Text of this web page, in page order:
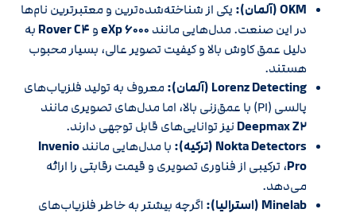
OKM (آلمان):
یکی از شناخته‌شده‌ترین و معتبرترین نام‌ها
در این صنعت. مدل‌هایی مانند eXp ۶۰۰۰و Rover C۴ به
دلیل عمق کاوش بالا و کیفیت تصویر عالی، بسیار محبوب
هستند.
Lorenz Detecting (آلمان):
معروف به تولید فلزیاب‌های
پالسی (PI) با عمق‌زنی بالا، اما مدل‌های تصویری مانند
Deepmax Z۲ نیز توانایی‌های قابل توجهی دارند.
Nokta Detectors (ترکیه): با مدل‌هایی مانندInvenio
Pro، ترکیبی از فناوری تصویری و قیمت رقابتی را ارائه
می‌دهد.
Minelab (استرالیا):
اگرچه بیشتر به خاطر فلزیاب‌های